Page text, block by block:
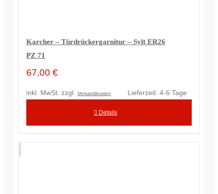
Karcher – Türdrückergarnitur – Sylt ER26
PZ 71
67,00 €
inkl. MwSt. zzgl. Versandkosten Lieferzeit: 4-6 Tage
Details